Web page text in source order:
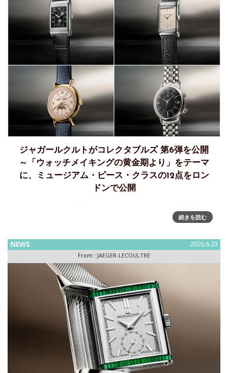
ジャガールクルトがコレクタブルズ 第6弾を公開
～「ウォッチメイキングの黄金期より」をテーマ
に、ミュージアム・ピース・クラスの12点をロン
ドンで公開
り」～博物館に展示されるほどの12点の作品をロンドンで公
作品を紹介し、購入の機会を提供する「コレクタブルズ」プ
ログラム
続きを読む
NEWS 2026.6.23
From : JAEGER-LECOULTRE